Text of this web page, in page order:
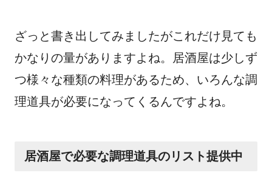
ざっと書き出してみましたがこれだけ見ても
かなりの量がありますよね。居酒屋は少しず
つ様々な種類の料理があるため、いろんな調
理道具が必要になってくるんですよね。
居酒屋で必要な調理道具のリスト提供中